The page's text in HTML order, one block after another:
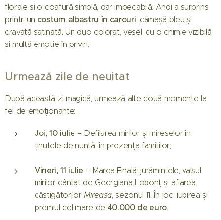
florale și o coafură simplă, dar impecabilă. Andi a surprins
printr-un costum albastru în carouri, cămașă bleu și
cravată satinată. Un duo colorat, vesel, cu o chimie vizibilă
și multă emoție în priviri.
Urmează zile de neuitat
După această zi magică, urmează alte două momente la
fel de emoționante:
Joi, 10 iulie – Defilarea mirilor și mireselor în
ținutele de nuntă, în prezența familiilor;
Vineri, 11 iulie – Marea Finală: jurămintele, valsul
mirilor cântat de Georgiana Lobonț și aflarea
câștigătorilorMireasa, sezonul 11. În joc: iubirea și
premiul cel mare de 40.000 de euro.